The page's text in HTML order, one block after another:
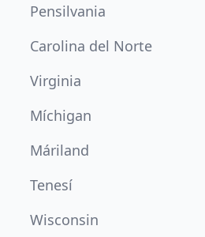
Pensilvania
Carolina del Norte
Virginia
Míchigan
Máriland
Tenesí
Wisconsin